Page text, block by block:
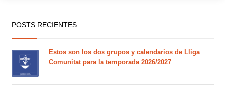
POSTS RECIENTES
Estos son los dos grupos y calendarios de Lliga
Comunitat para la temporada 2026/2027